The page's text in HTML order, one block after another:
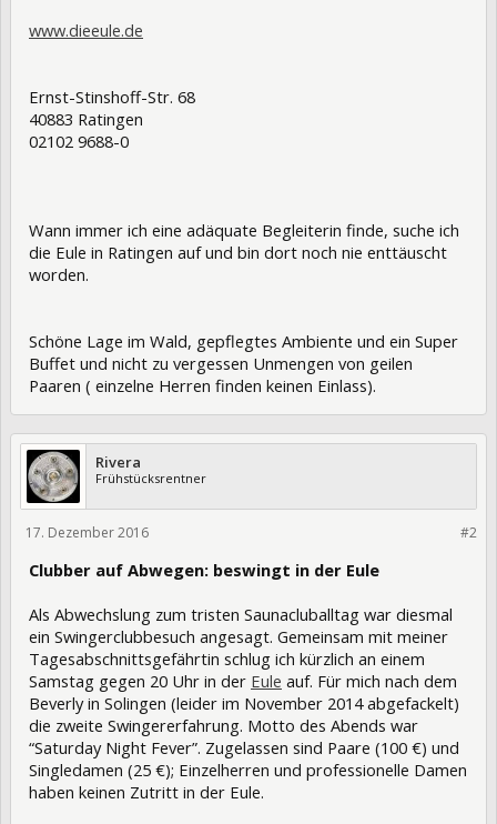
www.dieeule.de
Ernst-Stinshoff-Str. 68
40883 Ratingen
02102 9688-0
Wann immer ich eine adäquate Begleiterin finde, suche ich
die Eule in Ratingen auf und bin dort noch nie enttäuscht
worden.
Schöne Lage im Wald, gepflegtes Ambiente und ein Super
Buffet und nicht zu vergessen Unmengen von geilen
Paaren ( einzelne Herren finden keinen Einlass).
Rivera
Frühstücksrentner
#2
17. Dezember 2016
Clubber auf Abwegen: beswingt in der Eule
Als Abwechslung zum tristen Saunacluballtag war diesmal
ein Swingerclubbesuch angesagt. Gemeinsam mit meiner
Tagesabschnittsgefährtin schlug ich kürzlich an einem
Samstag gegen 20 Uhr in der Eule auf. Für mich nach dem
Beverly in Solingen (leider im November 2014 abgefackelt)
die zweite Swingererfahrung. Motto des Abends war
“Saturday Night Fever”. Zugelassen sind Paare (100 €) und
Singledamen (25 €); Einzelherren und professionelle Damen
haben keinen Zutritt in der Eule.